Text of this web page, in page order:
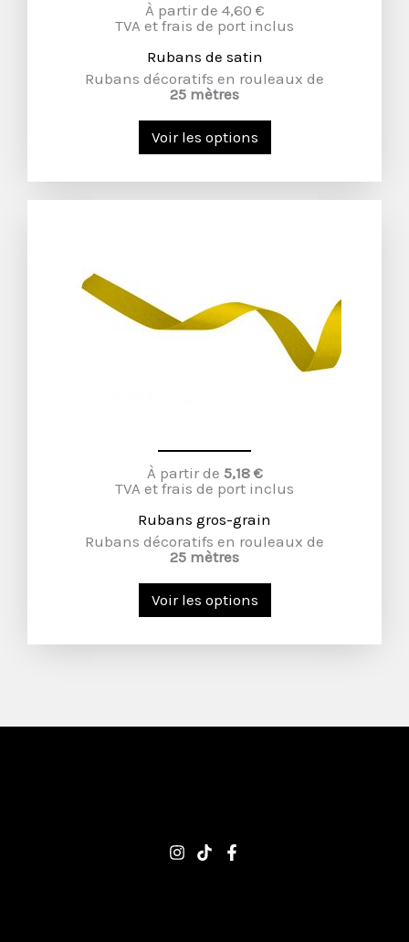
À partir de 4,60 €
TVA et frais de port inclus
Rubans de satin
Rubans décoratifs en rouleaux de
25 mètres
Voir les options
À partir de 5,18 €
TVA et frais de port inclus
Rubans gros-grain
Rubans décoratifs en rouleaux de
25 mètres
Voir les options